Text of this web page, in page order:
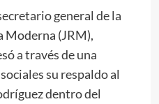
general de la
Moderna (JRM),
a través de una
su respaldo al
dentro del